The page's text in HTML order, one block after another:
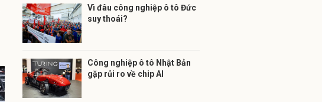
Vì đâu công nghiệp ô tô Đức
suy thoái?
Công nghiệp ô tô Nhật Bản
gặp rủi ro về chip AI